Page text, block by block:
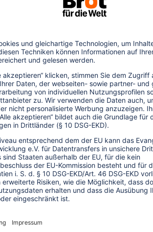
Hauptstadt Seoul die
verpflichtet sie sich, konkrete
der Mega-City in den Griff
16 ). Es wird anerkannt, dass die
dem die Stadtverwaltung den
Dazu braucht es einen Ansatz,
mit einbezieht, darunter den
das Verkehrswesen, die
Entscheidungsträger sollen
dass alle Formen von Tourismus
und Bürger an der Planung,